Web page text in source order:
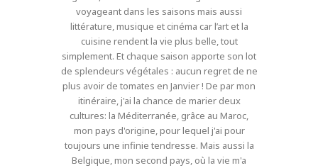
voyageant dans les saisons mais aussi
littérature, musique et cinéma car l’art et la
cuisine rendent la vie plus belle, tout
simplement. Et chaque saison apporte son lot
de splendeurs végétales : aucun regret de ne
plus avoir de tomates en Janvier ! De par mon
itinéraire, j'ai la chance de marier deux
cultures: la Méditerranée, grâce au Maroc,
mon pays d'origine, pour lequel j'ai pour
toujours une infinie tendresse. Mais aussi la
Belgique, mon second pays, où la vie m'a